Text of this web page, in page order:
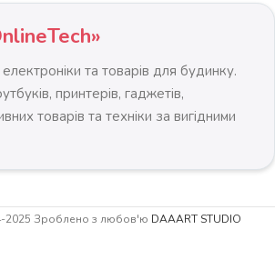
та товарів для будинку.
принтерів, гаджетів,
товарів та техніки за вигідними
2025 Зроблено з любов'ю DAAART STUDIO